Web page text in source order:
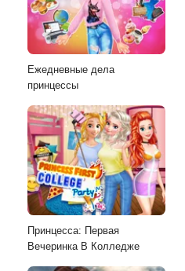
Ежедневные дела
принцессы
Принцесса: Первая
Вечеринка В Колледже